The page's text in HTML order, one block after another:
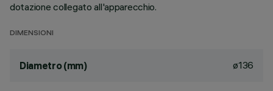
dotazione collegato all'apparecchio.
DIMENSIONI
Diametro (mm) ø136